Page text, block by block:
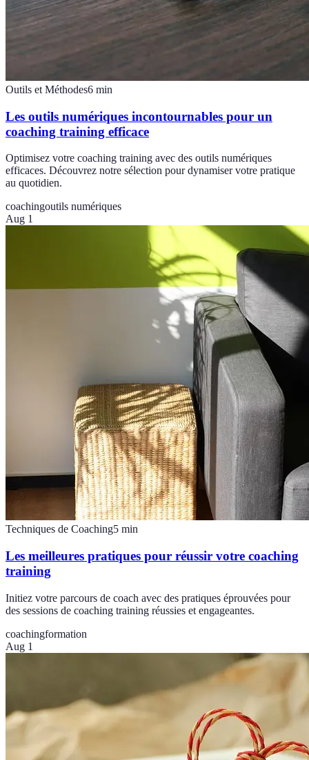
Outils et Méthodes6 min
Les outils numériques incontournables pour un
coaching training efficace
Optimisez votre coaching training avec des outils numériques
efficaces. Découvrez notre sélection pour dynamiser votre pratique
au quotidien.
coachingoutils numériques
Aug 1
Techniques de Coaching5 min
Les meilleures pratiques pour réussir votre coaching
training
Initiez votre parcours de coach avec des pratiques éprouvées pour
des sessions de coaching training réussies et engageantes.
coachingformation
Aug 1